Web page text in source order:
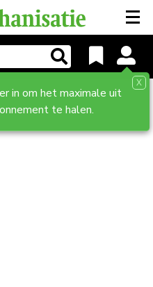
in om het maximale uit
te halen.
X